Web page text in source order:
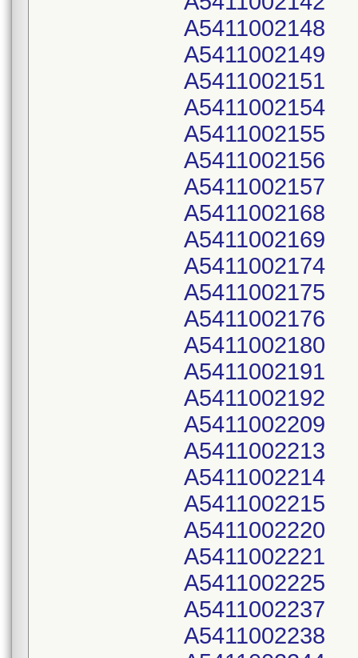
A5411002148
A5411002149
A5411002151
A5411002154
A5411002155
A5411002156
A5411002157
A5411002168
A5411002169
A5411002174
A5411002175
A5411002176
A5411002180
A5411002191
A5411002192
A5411002209
A5411002213
A5411002214
A5411002215
A5411002220
A5411002221
A5411002225
A5411002237
A5411002238